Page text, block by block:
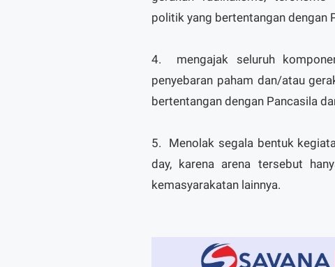
politik yang bertentangan dengan
4.
mengajak seluruh
penyebaran paham dan/atau
bertentangan dengan Pancasila
5.
Menolak segala bentuk
day, karena arena tersebut
kemasyarakatan lainnya.